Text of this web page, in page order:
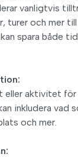
vanligtvis
turer och mer
spara både
eller aktivitet
inkludera vad
och mer.